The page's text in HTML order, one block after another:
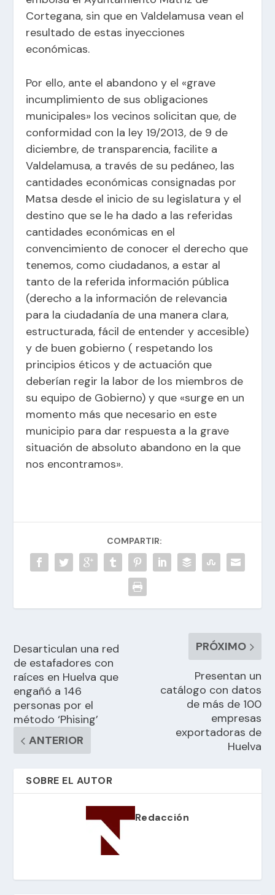
Cortegana, sin que en Valdelamusa vean el
resultado de estas inyecciones
económicas.
Por ello, ante el abandono y el «grave
incumplimiento de sus obligaciones
municipales» los vecinos solicitan que, de
conformidad con la ley 19/2013, de 9 de
diciembre, de transparencia, facilite a
Valdelamusa, a través de su pedáneo, las
cantidades económicas consignadas por
Matsa desde el inicio de su legislatura y el
destino que se le ha dado a las referidas
cantidades económicas en el
convencimiento de conocer el derecho que
tenemos, como ciudadanos, a estar al
tanto de la referida información pública
(derecho a la información de relevancia
para la ciudadanía de una manera clara,
estructurada, fácil de entender y accesible)
y de buen gobierno ( respetando los
principios éticos y de actuación que
deberían regir la labor de los miembros de
su equipo de Gobierno) y que «surge en un
momento más que necesario en este
municipio para dar respuesta a la grave
situación de absoluto abandono en la que
nos encontramos».
COMPARTIR:
Desarticulan una red
de estafadores con
raíces en Huelva que
engañó a 146
personas por el
método ‘Phising’
ANTERIOR
PRÓXIMO
Presentan un
catálogo con datos
de más de 100
empresas
exportadoras de
Huelva
SOBRE EL AUTOR
Redacción